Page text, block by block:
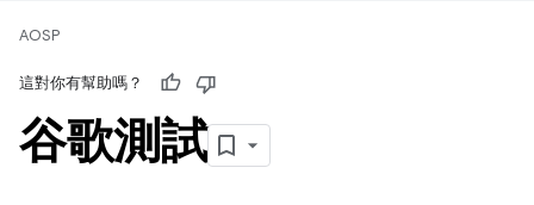
AOSP
這對你有幫助嗎？
谷歌測試